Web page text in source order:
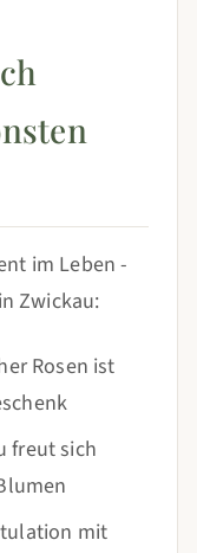
im Leben -
Zwickau:
Rosen ist
freut sich
mit